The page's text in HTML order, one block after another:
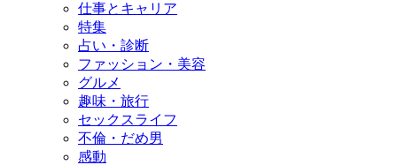
仕事とキャリア
特集
占い・診断
ファッション・美容
グルメ
趣味・旅行
セックスライフ
不倫・だめ男
感動